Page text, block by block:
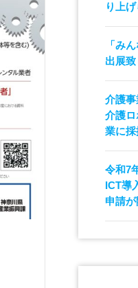
り上
「み
出展
介護
介護
業に
令和7
ICT導
申請